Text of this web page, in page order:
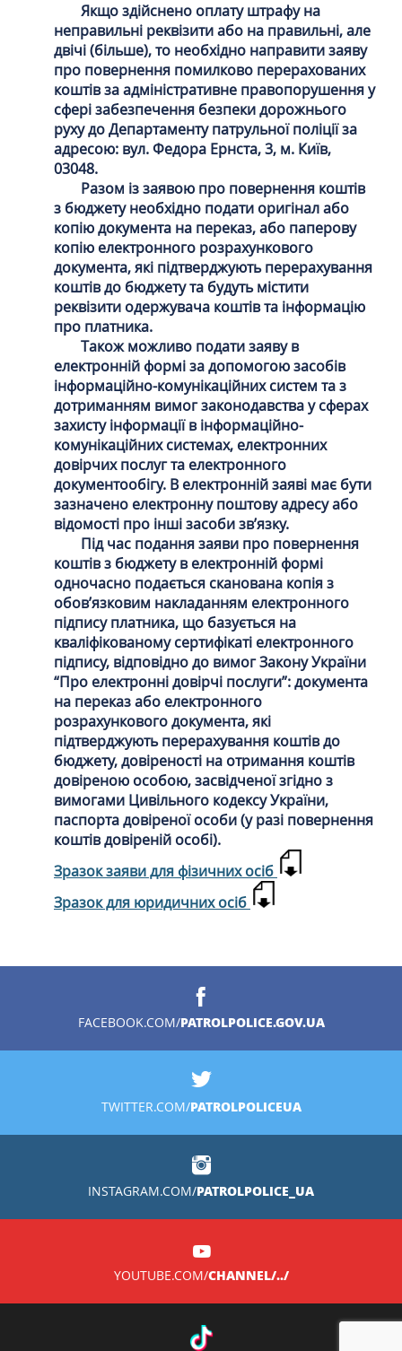
Якщо здійснено оплату штрафу на
неправильні реквізити або на правильні, але
двічі (більше), то необхідно направити заяву
про повернення помилково перерахованих
коштів за адміністративне правопорушення у
сфері забезпечення безпеки дорожнього
руху до Департаменту патрульної поліції за
адресою: вул. Федора Ернста, 3, м. Київ,
03048.
Разом із заявою про повернення коштів
з бюджету необхідно подати оригінал або
копію документа на переказ, або паперову
копію електронного розрахункового
документа, які підтверджують перерахування
коштів до бюджету та будуть містити
реквізити одержувача коштів та інформацію
про платника.
Також можливо подати заяву в
електронній формі за допомогою засобів
інформаційно-комунікаційних систем та з
дотриманням вимог законодавства у сферах
захисту інформації в інформаційно-
комунікаційних системах, електронних
довірчих послуг та електронного
документообігу. В електронній заяві має бути
зазначено електронну поштову адресу або
відомості про інші засоби зв’язку.
Під час подання заяви про повернення
коштів з бюджету в електронній формі
одночасно подається сканована копія з
обов’язковим накладанням електронного
підпису платника, що базується на
кваліфікованому сертифікаті електронного
підпису, відповідно до вимог Закону України
“Про електронні довірчі послуги”: документа
на переказ або електронного
розрахункового документа, які
підтверджують перерахування коштів до
бюджету, довіреності на отримання коштів
довіреною особою, засвідченої згідно з
вимогами Цивільного кодексу України,
паспорта довіреної особи (у разі повернення
коштів довіреній особі).
Зразок заяви для фізичних осіб
Зразок для юридичних осіб
FACEBOOK.COM/PATROLPOLICE.GOV.UA
TWITTER.COM/PATROLPOLICEUA
INSTAGRAM.COM/PATROLPOLICE_UA
YOUTUBE.COM/CHANNEL/../